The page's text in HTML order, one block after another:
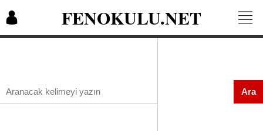
FENOKULU.NET
Ara